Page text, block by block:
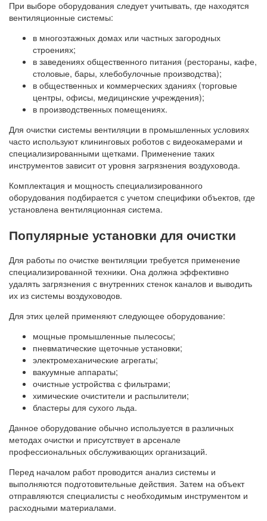
При выборе оборудования следует учитывать, где находятся
вентиляционные системы:
в многоэтажных домах или частных загородных
строениях;
в заведениях общественного питания (рестораны, кафе,
столовые, бары, хлебобулочные производства);
в общественных и коммерческих зданиях (торговые
центры, офисы, медицинские учреждения);
в производственных помещениях.
Для очистки системы вентиляции в промышленных условиях
часто используют клининговых роботов с видеокамерами и
специализированными щетками. Применение таких
инструментов зависит от уровня загрязнения воздуховода.
Комплектация и мощность специализированного
оборудования подбирается с учетом специфики объектов, где
установлена вентиляционная система.
Популярные установки для очистки
Для работы по очистке вентиляции требуется применение
специализированной техники. Она должна эффективно
удалять загрязнения с внутренних стенок каналов и выводить
их из системы воздуховодов.
Для этих целей применяют следующее оборудование:
мощные промышленные пылесосы;
пневматические щеточные установки;
электромеханические агрегаты;
вакуумные аппараты;
очистные устройства с фильтрами;
химические очистители и распылители;
бластеры для сухого льда.
Данное оборудование обычно используется в различных
методах очистки и присутствует в арсенале
профессиональных обслуживающих организаций.
Перед началом работ проводится анализ системы и
выполняются подготовительные действия. Затем на объект
отправляются специалисты с необходимым инструментом и
расходными материалами.